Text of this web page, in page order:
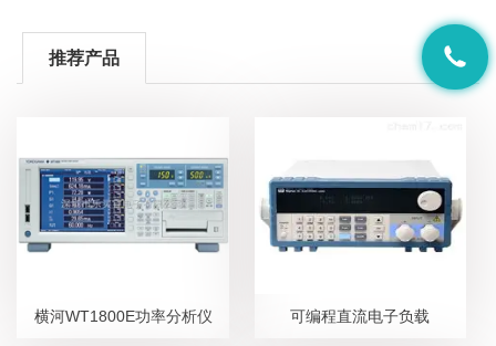
推荐产品
横河WT1800E功率分析仪 可编程直流电子负载